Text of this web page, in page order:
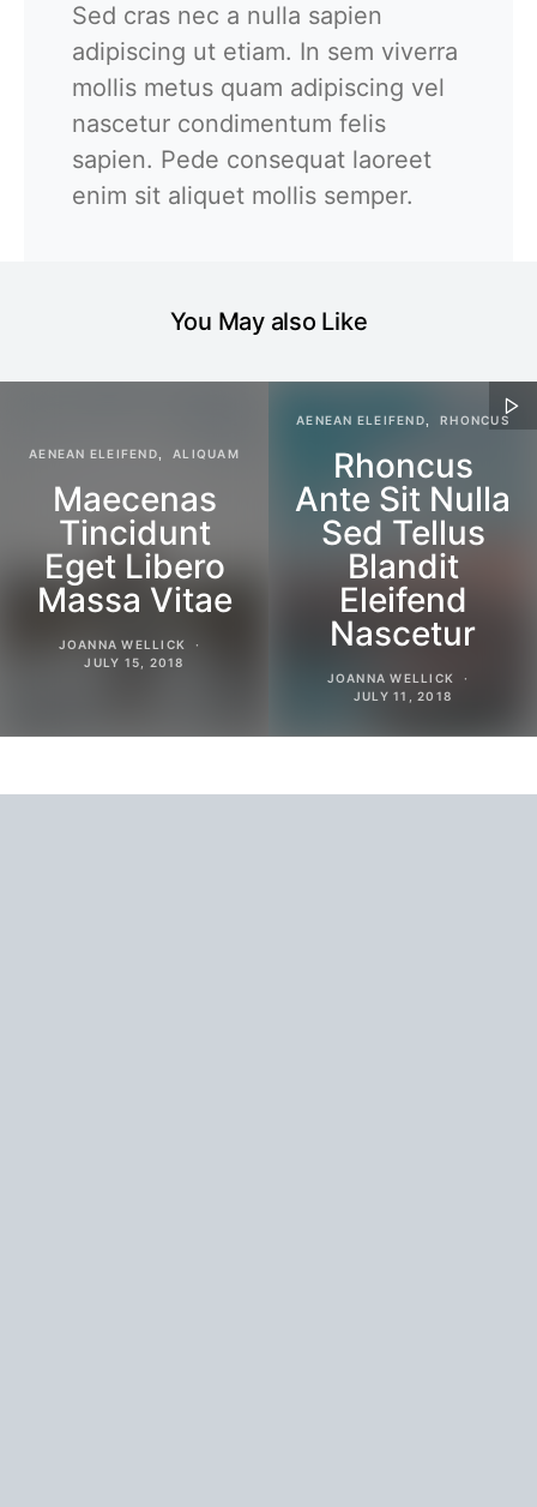
Sed cras nec a nulla sapien
adipiscing ut etiam. In sem viverra
mollis metus quam adipiscing vel
nascetur condimentum felis
sapien. Pede consequat laoreet
enim sit aliquet mollis semper.
You May also Like
AENEAN ELEIFEND ALIQUAM
Maecenas
Tincidunt
Eget Libero
Massa Vitae
JOANNA WELLICK
JULY 15, 2018
AENEAN ELEIFEND RHONCUS
Rhoncus
Ante Sit Nulla
Sed Tellus
Blandit
Eleifend
Nascetur
JOANNA WELLICK
JULY 11, 2018